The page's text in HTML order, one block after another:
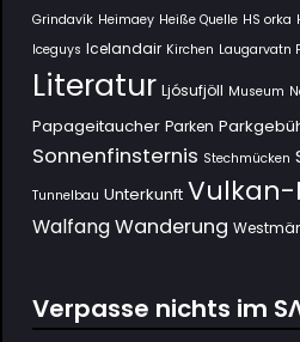
Grindavík Heimaey Heiße Quelle HS orka
Iceguys Icelandair Kirchen Laugarvatn
Literatur Ljósufjöll Museum
Papageitaucher Parken
Sonnenfinsternis Stechmücken
Tunnelbau Unterkunft Vulkan-
Walfang Wanderung
Verpasse nichts im